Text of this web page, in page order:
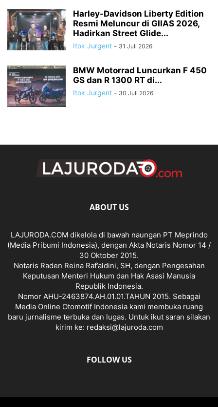
Harley-Davidson Liberty Edition
Resmi Meluncur di GIIAS 2026,
Hadirkan Street Glide...
Itok Jurgent - 31 Juli 2026
BMW Motorrad Luncurkan F 450
GS dan R 1300 RT di...
Itok Jurgent - 30 Juli 2026
ABOUT US
LAJURODA.COM dikelola di bawah naungan PT Meprindo
(Media Pribumi Indonesia), dengan Akta Notaris Nomor 14 /
30 Oktober 2015.
Notaris Raden Reina Raf’aldini, SH, dengan Pengesahan
Keputusan Menteri Hukum dan Hak Asasi Manusia
Republik Indonesia.
Nomor AHU-2463874.AH.01.01.TAHUN 2015. Sebagai
Media Online Otomotif Indonesia kami membuka ruang
baru jurnalisme terbuka dan lugas. Untuk ikut saran silakan
kirim ke: redaksi@lajuroda.com
FOLLOW US